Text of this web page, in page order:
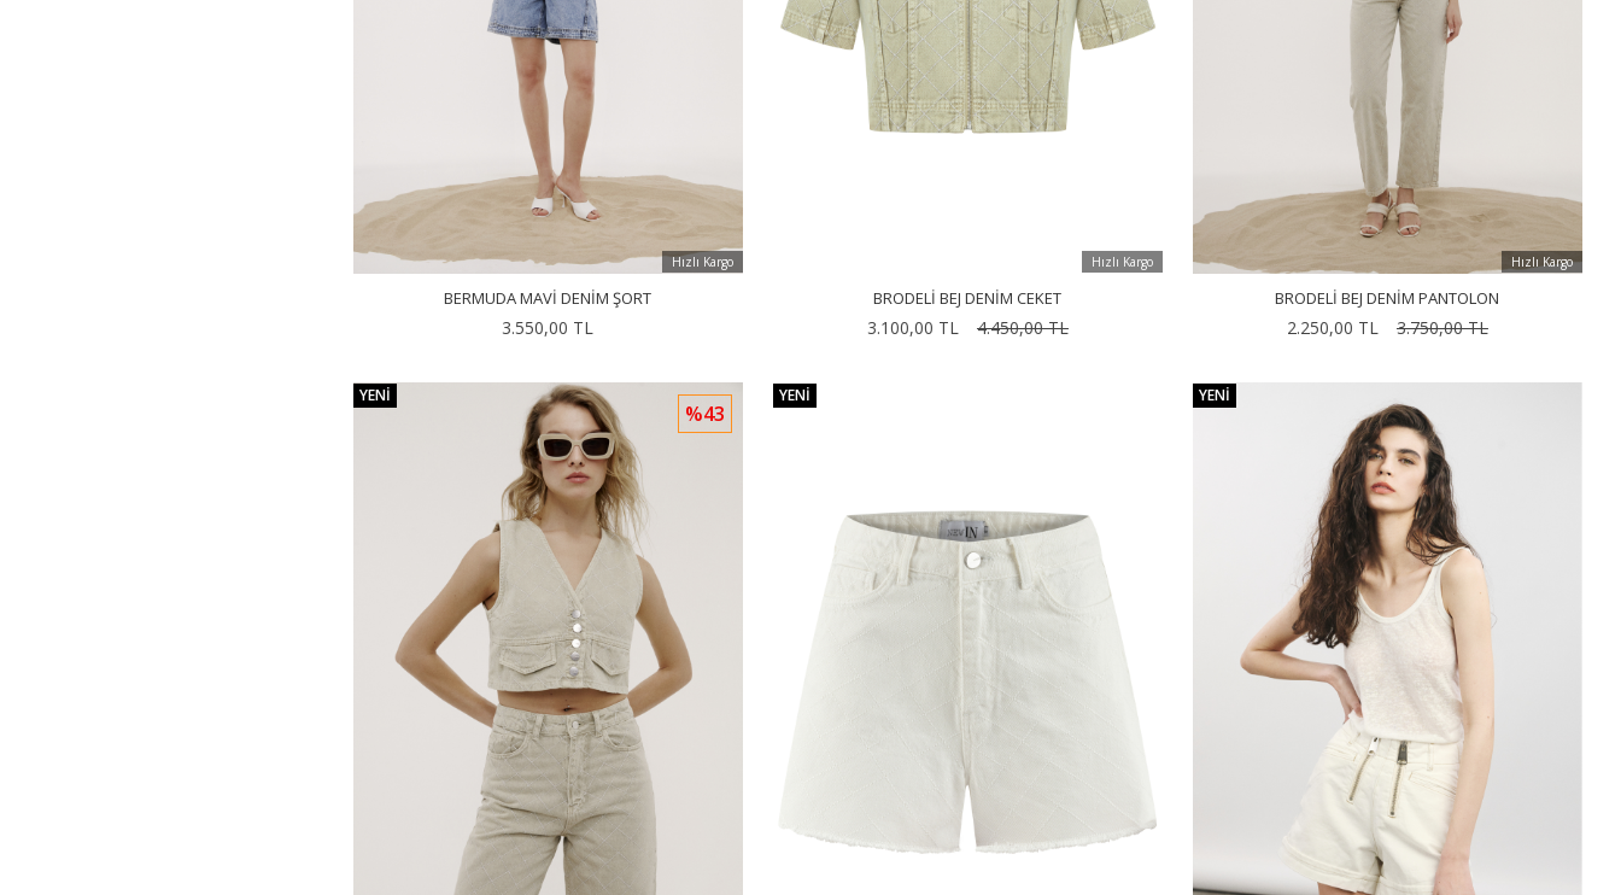
Hızlı Kargo
BERMUDA MAVI DENIM ŞORT
3.550,00 TL
Hızlı Kargo
BRODELI BEJ DENIM CEKET
3.100,00 TL 4.450,00 TL
Hızlı Kargo
BRODELI BEJ DENIM PANTOLON
2.250,00 TL 3.750,00 TL
%43
YENI YENI YENI